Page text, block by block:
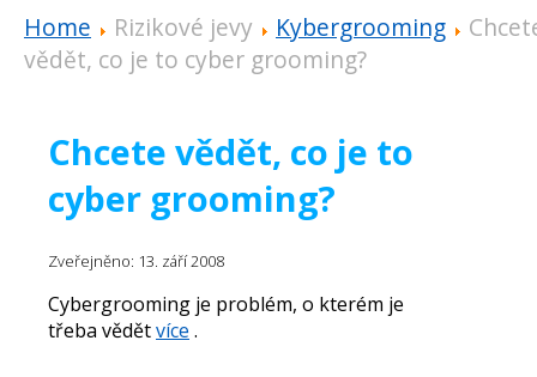
Home Rizikové jevy Kybergrooming
vědět, co je to cyber grooming?
Chcete vědět, co je to
cyber grooming?
Zveřejněno: 13. září 2008
Cybergrooming je problém, o kterém je
třeba vědětvíce .